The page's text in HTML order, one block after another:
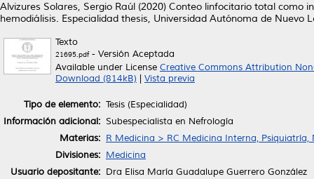
Alvizures Solares, Sergio Raúl (2020) Conteo linfocitario total como
hemodiálisis. Especialidad thesis, Universidad Autónoma de Nuevo
Texto
21695.pdf- Versión Aceptada
Available under License Creative Commons Attribution
Download (814kB)
Vista previa
Tipo de elemento: Tesis (Especialidad)
Información adicional: Subespecialista en Nefrología
Materias: R Medicina > RC Medicina Interna, Psiquiatría,
Divisiones: Medicina
Usuario depositante: Dra Elisa María Guadalupe Guerrero González